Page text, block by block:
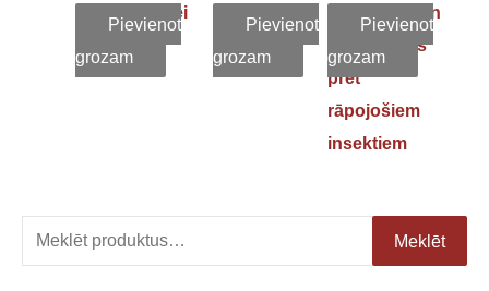
e
Meklēt
virzulis šļircei
Pievienot
grozam
Pievienot
grozam
Cypermethrin
koncentrāts
pret
rāpojošiem
insektiem
Pievienot
grozam